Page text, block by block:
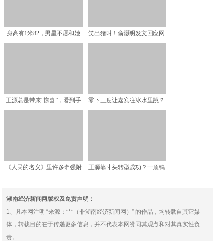
身高有1米82，男星不愿和她
笑出猪叫！俞灏明发文回应网
王源总是带来“惊喜”，看到手
零下三度让嘉宾往冰水里跳？
《人民的名义》里许多牵强附
王源靠寸头转型成功？一顶鸭
湖南经济新闻网版权及免责声明：
1、凡本网注明 “来源：***（非湖南经济新闻网）” 的作品，均转载自其它媒
体，转载目的在于传递更多信息，并不代表本网赞同其观点和对其真实性负
责。